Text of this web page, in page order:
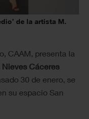
de la artista M.
CAAM, presenta la
Nieves Cáceres
30 de enero, se
su espacio San